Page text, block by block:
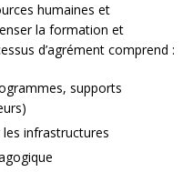
humaines et
la formation et
d’agrément comprend :
supports
infrastructures